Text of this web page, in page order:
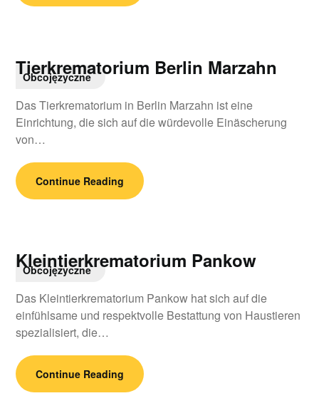
Obcojęzyczne
Tierkrematorium Berlin Marzahn
Das Tierkrematorium in Berlin Marzahn ist eine
Einrichtung, die sich auf die würdevolle Einäscherung
von…
Continue Reading
Obcojęzyczne
Kleintierkrematorium Pankow
Das Kleintierkrematorium Pankow hat sich auf die
einfühlsame und respektvolle Bestattung von Haustieren
spezialisiert, die…
Continue Reading